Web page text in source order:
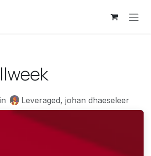
in Leveraged, johan dhaeseleer